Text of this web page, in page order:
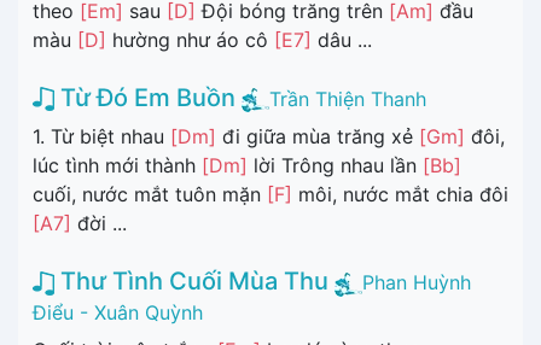
theo [Em] sau [D] Đội bóng trăng trên [Am] đầu
màu [D] hường như áo cô [E7] dâu ...
Từ Đó Em Buồn
Trần Thiện Thanh
1. Từ biệt nhau [Dm] đi giữa mùa trăng xẻ [Gm] đôi,
lúc tình mới thành [Dm] lời Trông nhau lần [Bb]
cuối, nước mắt tuôn mặn [F] môi, nước mắt chia đôi
[A7] đời ...
Thư Tình Cuối Mùa Thu
Phan Huỳnh
Điểu - Xuân Quỳnh